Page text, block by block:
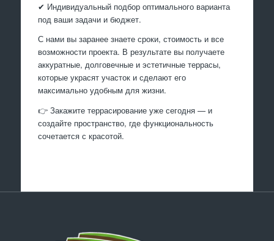
✔ Индивидуальный подбор оптимального варианта
под ваши задачи и бюджет.
С нами вы заранее знаете сроки, стоимость и все
возможности проекта. В результате вы получаете
аккуратные, долговечные и эстетичные террасы,
которые украсят участок и сделают его
максимально удобным для жизни.
👉 Закажите террасирование уже сегодня — и
создайте пространство, где функциональность
сочетается с красотой.